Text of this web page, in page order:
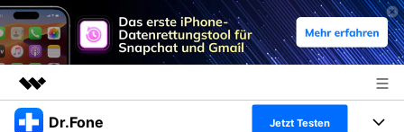
Top-Produkte
Dr.Fone Jetzt Testen